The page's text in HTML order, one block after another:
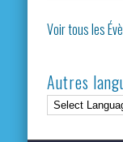
Voir tous les
Autres